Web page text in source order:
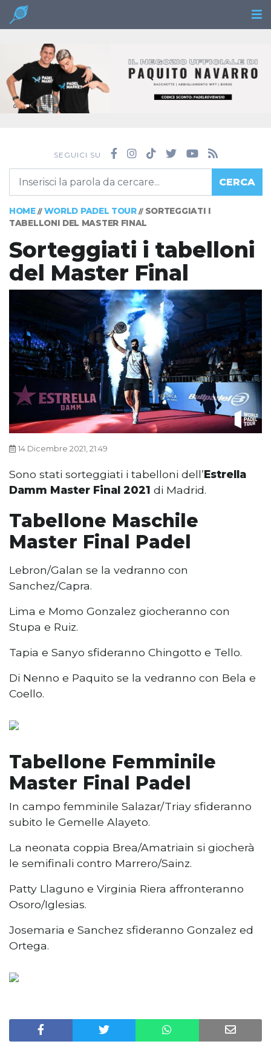
SEGUICI SU
CERCA
HOME// WORLD PADEL TOUR// SORTEGGIATI I
TABELLONI DEL MASTER FINAL
Sorteggiati i tabelloni
del Master Final
14 Dicembre 2021, 21:49
Sono stati sorteggiati i tabelloni dell’Estrella
Damm Master Final 2021 di Madrid.
Tabellone Maschile
Master Final Padel
Lebron/Galan se la vedranno con
Sanchez/Capra.
Lima e Momo Gonzalez giocheranno con
Stupa e Ruiz.
Tapia e Sanyo sfideranno Chingotto e Tello.
Di Nenno e Paquito se la vedranno con Bela e
Coello.
Tabellone Femminile
Master Final Padel
In campo femminile Salazar/Triay sfideranno
subito le Gemelle Alayeto.
La neonata coppia Brea/Amatriain si giocherà
le semifinali contro Marrero/Sainz.
Patty Llaguno e Virginia Riera affronteranno
Osoro/Iglesias.
Josemaria e Sanchez sfideranno Gonzalez ed
Ortega.